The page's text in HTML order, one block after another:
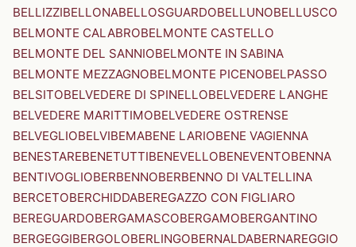
BELLIZZIBELLONABELLOSGUARDOBELLUNOBELLUSCO
BELMONTE CALABROBELMONTE CASTELLO
BELMONTE DEL SANNIOBELMONTE IN SABINA
BELMONTE MEZZAGNOBELMONTE PICENOBELPASSO
BELSITOBELVEDERE DI SPINELLOBELVEDERE LANGHE
BELVEDERE MARITTIMOBELVEDERE OSTRENSE
BELVEGLIOBELVIBEMABENE LARIOBENE VAGIENNA
BENESTAREBENETUTTIBENEVELLOBENEVENTOBENNA
BENTIVOGLIOBERBENNOBERBENNO DI VALTELLINA
BERCETOBERCHIDDABEREGAZZO CON FIGLIARO
BEREGUARDOBERGAMASCOBERGAMOBERGANTINO
BERGEGGIBERGOLOBERLINGOBERNALDABERNAREGGIO